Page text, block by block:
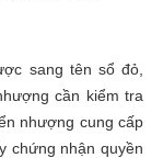
sang tên sổ đỏ,
cần kiểm tra
nhượng cung cấp
chứng nhận quyền